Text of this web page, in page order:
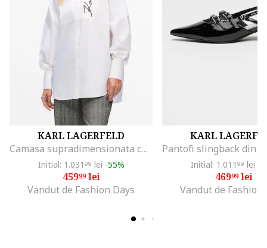
KARL LAGERFELD
Camasa supradimensionata cu logo, Alb optic
Initial: 1.031 99 lei -55%
45999lei
Vandut de Fashion Days
KARL
Initial: 1.011 99 lei
46999lei
Vandut de Fashion